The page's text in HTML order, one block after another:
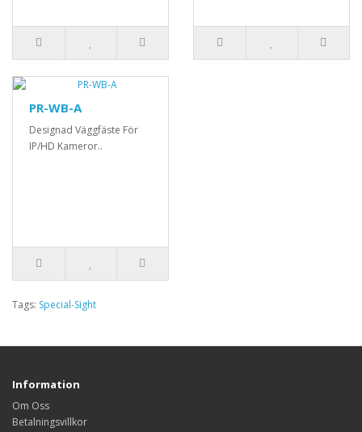
PR-WB-A
Designad Väggfäste För
IP/HD Kameror..
Tags: Special-Sight
Information
Om Oss
Betalningsvillkor